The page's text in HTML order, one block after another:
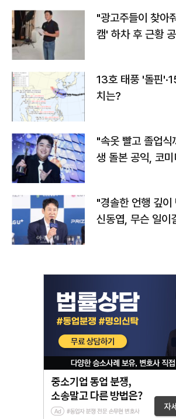
"광고주들이 찾아
캠' 하차 후 근황
13호 태풍 '돌핀
치는?
"속옷 빨고 졸업
생 돌본 공익, 코
"경솔한 언행 깊
신동엽, 무슨 일이